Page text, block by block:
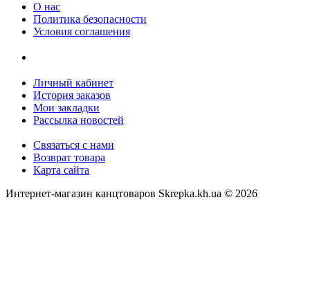
О нас
Политика безопасности
Условия соглашения
Личный кабинет
История заказов
Мои закладки
Рассылка новостей
Связаться с нами
Возврат товара
Карта сайта
Интернет-магазин канцтоваров Skrepka.kh.ua © 2026